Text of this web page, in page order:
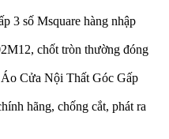
3 số Msquare hàng nhập
chốt tròn thường đóng
Cửa Nội Thất Góc Gấp
hãng, chống cắt, phát ra